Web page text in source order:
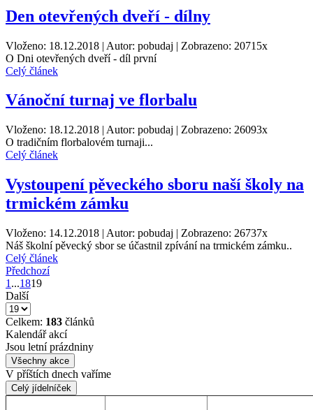
Den otevřených dveří - dílny
Vloženo: 18.12.2018 | Autor: pobudaj | Zobrazeno: 20715x
O Dni otevřených dveří - díl první
Celý článek
Vánoční turnaj ve florbalu
Vloženo: 18.12.2018 | Autor: pobudaj | Zobrazeno: 26093x
O tradičním florbalovém turnaji...
Celý článek
Vystoupení pěveckého sboru naší školy na
trmickém zámku
Vloženo: 14.12.2018 | Autor: pobudaj | Zobrazeno: 26737x
Náš školní pěvecký sbor se účastnil zpívání na trmickém zámku..
Celý článek
Předchozí
1 ...1819
Další
Celkem: 183 článků
Kalendář akcí
Jsou letní prázdniny
Všechny akce
V příštích dnech vaříme
Celý jídelníček